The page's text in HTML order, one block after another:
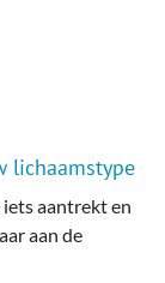
lichaamstype
aantrekt en
aan de